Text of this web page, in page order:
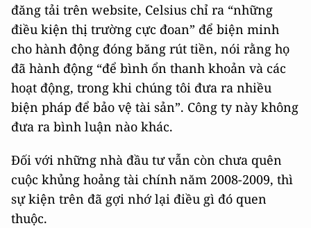
đăng tải trên website, Celsius chỉ ra “những
điều kiện thị trường cực đoan” để biện minh
cho hành động đóng băng rút tiền, nói rằng họ
đã hành động “để bình ổn thanh khoản và các
hoạt động, trong khi chúng tôi đưa ra nhiều
biện pháp để bảo vệ tài sản”. Công ty này không
đưa ra bình luận nào khác.
Đối với những nhà đầu tư vẫn còn chưa quên
cuộc khủng hoảng tài chính năm 2008-2009, thì
sự kiện trên đã gợi nhớ lại điều gì đó quen
thuộc.